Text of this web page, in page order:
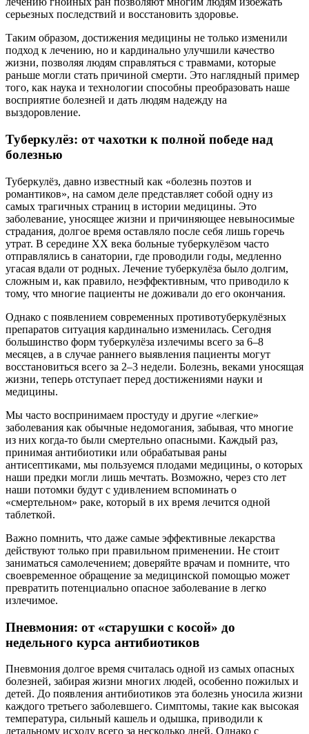
серьезных последствий и восстановить здоровье.
Таким образом, достижения медицины не только изменили
подход к лечению, но и кардинально улучшили качество
жизни, позволяя людям справляться с травмами, которые
раньше могли стать причиной смерти. Это наглядный пример
того, как наука и технологии способны преобразовать наше
восприятие болезней и дать людям надежду на
выздоровление.
Туберкулёз: от чахотки к полной победе над
болезнью
Туберкулёз, давно известный как «болезнь поэтов и
романтиков», на самом деле представляет собой одну из
самых трагичных страниц в истории медицины. Это
заболевание, уносящее жизни и причиняющее невыносимые
страдания, долгое время оставляло после себя лишь горечь
утрат. В середине XX века больные туберкулёзом часто
отправлялись в санатории, где проводили годы, медленно
угасая вдали от родных. Лечение туберкулёза было долгим,
сложным и, как правило, неэффективным, что приводило к
тому, что многие пациенты не доживали до его окончания.
Однако с появлением современных противотуберкулёзных
препаратов ситуация кардинально изменилась. Сегодня
большинство форм туберкулёза излечимы всего за 6–8
месяцев, а в случае раннего выявления пациенты могут
восстановиться всего за 2–3 недели. Болезнь, веками уносящая
жизни, теперь отступает перед достижениями науки и
медицины.
Мы часто воспринимаем простуду и другие «легкие»
заболевания как обычные недомогания, забывая, что многие
из них когда-то были смертельно опасными. Каждый раз,
принимая антибиотики или обрабатывая раны
антисептиками, мы пользуемся плодами медицины, о которых
наши предки могли лишь мечтать. Возможно, через сто лет
наши потомки будут с удивлением вспоминать о
«смертельном» раке, который в их время лечится одной
таблеткой.
Важно помнить, что даже самые эффективные лекарства
действуют только при правильном применении. Не стоит
заниматься самолечением; доверяйте врачам и помните, что
своевременное обращение за медицинской помощью может
превратить потенциально опасное заболевание в легко
излечимое.
Пневмония: от «старушки с косой» до
недельного курса антибиотиков
Пневмония долгое время считалась одной из самых опасных
болезней, забирая жизни многих людей, особенно пожилых и
детей. До появления антибиотиков эта болезнь уносила жизни
каждого третьего заболевшего. Симптомы, такие как высокая
температура, сильный кашель и одышка, приводили к
летальному исходу всего за несколько дней. Однако с